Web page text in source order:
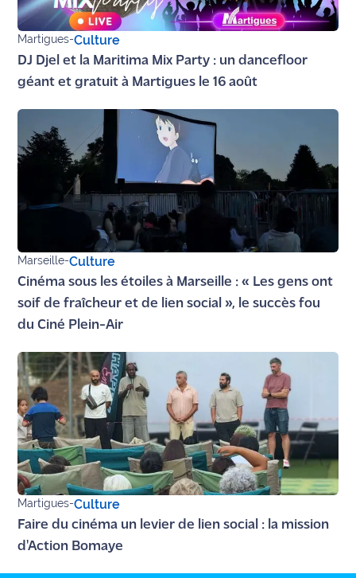
Martigues-Culture
DJ Djel et la Maritima Mix Party : un dancefloor
géant et gratuit à Martigues le 16 août
Marseille-Culture
Cinéma sous les étoiles à Marseille : « Les gens ont
soif de fraîcheur et de lien social », le succès fou
du Ciné Plein-Air
Martigues-Culture
Faire du cinéma un levier de lien social : la mission
d'Action Bomaye